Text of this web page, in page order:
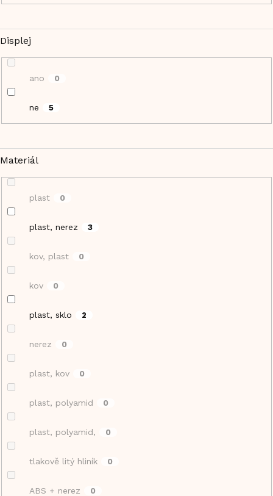
Displej
ano 0
ne 5
Materiál
plast 0
plast, nerez 3
kov, plast 0
kov 0
plast, sklo 2
nerez 0
plast, kov 0
plast, polyamid 0
plast, polyamid, 0
tlakově litý hliník 0
ABS + nerez 0